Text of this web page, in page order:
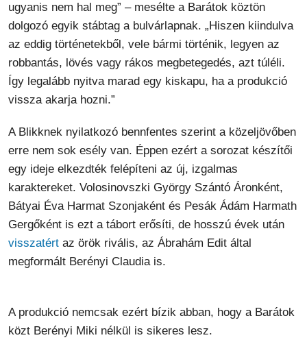
ugyanis nem hal meg” – mesélte a Barátok köztön
dolgozó egyik stábtag a bulvárlapnak. „Hiszen kiindulva
az eddig történetekből, vele bármi történik, legyen az
robbantás, lövés vagy rákos megbetegedés, azt túléli.
Így legalább nyitva marad egy kiskapu, ha a produkció
vissza akarja hozni.”
A Blikknek nyilatkozó bennfentes szerint a közeljövőben
erre nem sok esély van. Éppen ezért a sorozat készítői
egy ideje elkezdték felépíteni az új, izgalmas
karaktereket. Volosinovszki György Szántó Áronként,
Bátyai Éva Harmat Szonjaként és Pesák Ádám Harmath
Gergőként is ezt a tábort erősíti, de hosszú évek után
visszatért az örök rivális, az Ábrahám Edit által
megformált Berényi Claudia is.
A produkció nemcsak ezért bízik abban, hogy a Barátok
közt Berényi Miki nélkül is sikeres lesz.